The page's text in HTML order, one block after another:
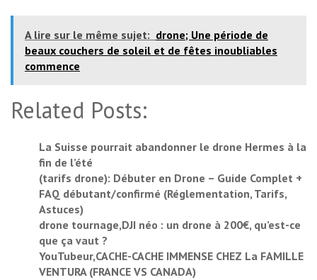
A lire sur le même sujet: drone; Une période de
beaux couchers de soleil et de fêtes inoubliables
commence
Related Posts:
La Suisse pourrait abandonner le drone Hermes à la
fin de l’été
(tarifs drone): Débuter en Drone – Guide Complet +
FAQ débutant/confirmé (Réglementation, Tarifs,
Astuces)
drone tournage,DJI néo : un drone à 200€, qu’est-ce
que ça vaut ?
YouTubeur,CACHE-CACHE IMMENSE CHEZ La FAMILLE
VENTURA (FRANCE VS CANADA)